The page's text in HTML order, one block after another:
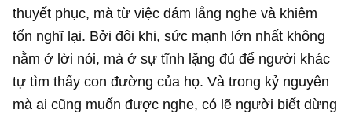
thuyết phục, mà từ việc dám lắng nghe và khiêm
tốn nghĩ lại. Bởi đôi khi, sức mạnh lớn nhất không
nằm ở lời nói, mà ở sự tĩnh lặng đủ để người khác
tự tìm thấy con đường của họ. Và trong kỷ nguyên
mà ai cũng muốn được nghe, có lẽ người biết dừng